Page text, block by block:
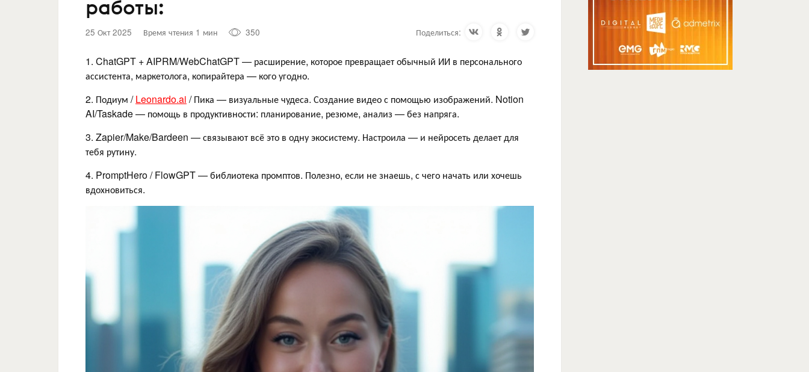
работы:
25 Окт 2025 Время чтения 1 мин 350 Поделиться:
1. ChatGPT + AIPRM/WebChatGPT — расширение, которое превращает обычный ИИ в персонального
ассистента, маркетолога, копирайтера — кого угодно.
2. Подиум /Leonardo.ai / Пика — визуальные чудеса. Создание видео с помощью изображений. Notion
AI/Taskade — помощь в продуктивности: планирование, резюме, анализ — без напряга.
3. Zapier/Make/Bardeen — связывают всё это в одну экосистему. Настроила — и нейросеть делает для
тебя рутину.
4. PromptHero / FlowGPT — библиотека промптов. Полезно, если не знаешь, с чего начать или хочешь
вдохновиться.